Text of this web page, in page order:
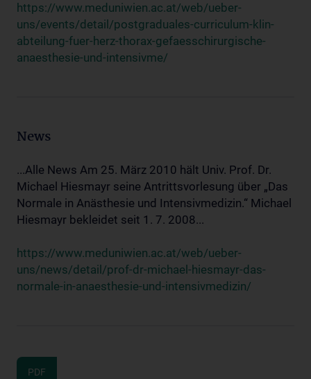
https://www.meduniwien.ac.at/web/ueber-
uns/events/detail/postgraduales-curriculum-klin-
abteilung-fuer-herz-thorax-gefaesschirurgische-
anaesthesie-und-intensivme/
News
...Alle News Am 25. März 2010 hält Univ. Prof. Dr.
Michael Hiesmayr seine Antrittsvorlesung über „Das
Normale in Anästhesie und Intensivmedizin.“ Michael
Hiesmayr bekleidet seit 1. 7. 2008...
https://www.meduniwien.ac.at/web/ueber-
uns/news/detail/prof-dr-michael-hiesmayr-das-
normale-in-anaesthesie-und-intensivmedizin/
PDF